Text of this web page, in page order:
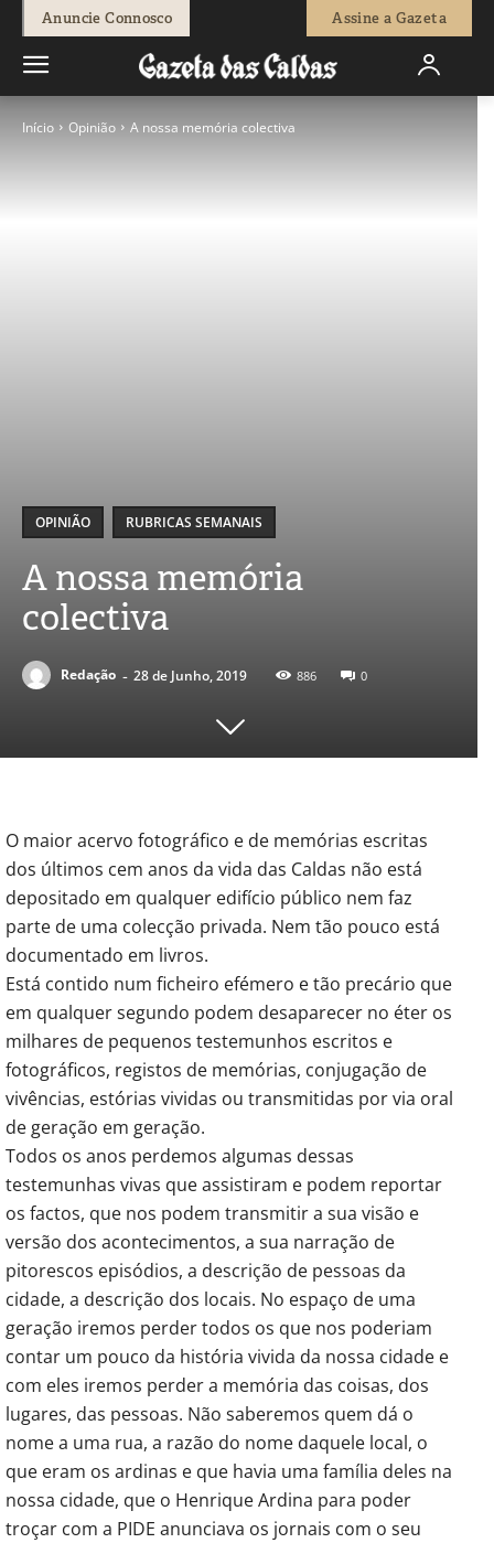
Anuncie Connosco Assine a Gazeta
Início Opinião A nossa memória colectiva
OPINIÃO RUBRICAS SEMANAIS
A nossa memória
colectiva
Redação - 28 de Junho, 2019 886 0
O maior acervo fotográfico e de memórias escritas
dos últimos cem anos da vida das Caldas não está
depositado em qualquer edifício público nem faz
parte de uma colecção privada. Nem tão pouco está
documentado em livros.
Está contido num ficheiro efémero e tão precário que
em qualquer segundo podem desaparecer no éter os
milhares de pequenos testemunhos escritos e
fotográficos, registos de memórias, conjugação de
vivências, estórias vividas ou transmitidas por via oral
de geração em geração.
Todos os anos perdemos algumas dessas
testemunhas vivas que assistiram e podem reportar
os factos, que nos podem transmitir a sua visão e
versão dos acontecimentos, a sua narração de
pitorescos episódios, a descrição de pessoas da
cidade, a descrição dos locais. No espaço de uma
geração iremos perder todos os que nos poderiam
contar um pouco da história vivida da nossa cidade e
com eles iremos perder a memória das coisas, dos
lugares, das pessoas. Não saberemos quem dá o
nome a uma rua, a razão do nome daquele local, o
que eram os ardinas e que havia uma família deles na
nossa cidade, que o Henrique Ardina para poder
troçar com a PIDE anunciava os jornais com o seu